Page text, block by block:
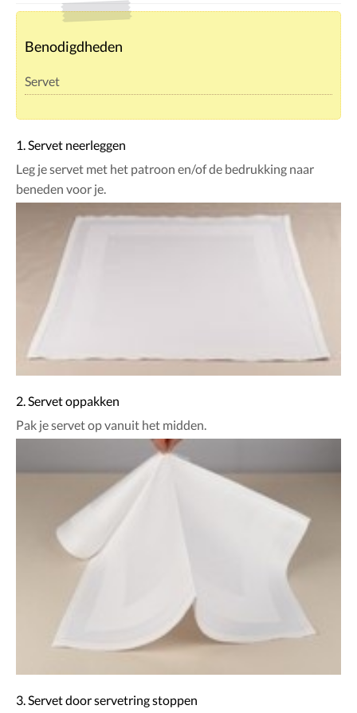
Benodigdheden
Servet
1. Servet neerleggen
Leg je servet met het patroon en/of de bedrukking naar
beneden voor je.
2. Servet oppakken
Pak je servet op vanuit het midden.
3. Servet door servetring stoppen